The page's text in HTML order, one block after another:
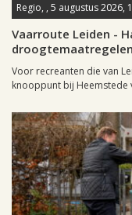
Regio, , 5 augustus 2026,
Vaarroute Leiden -
droogtemaatregelen
Voor recreanten die van
knooppunt bij Heemstede